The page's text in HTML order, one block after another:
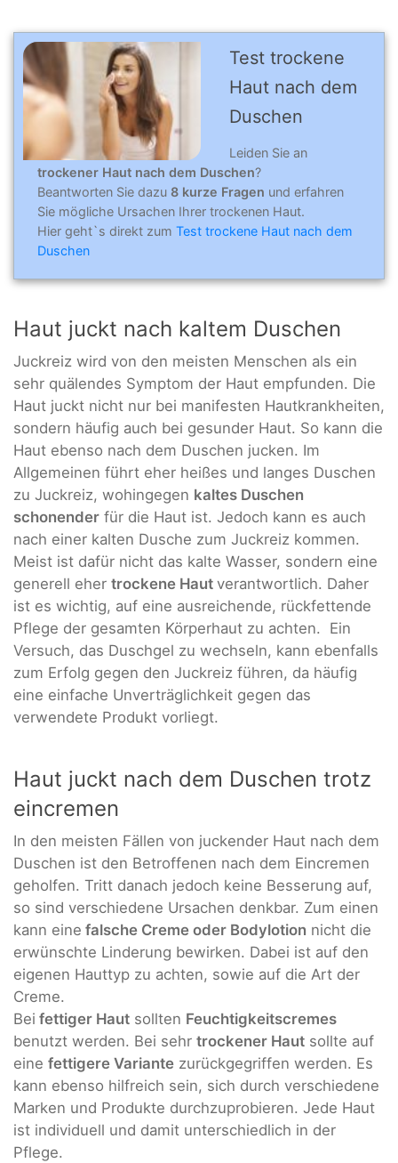
Test trockene
Haut nach dem
Duschen
Leiden Sie an
trockener Haut nach dem Duschen?
Beantworten Sie dazu 8 kurze Fragen und erfahren
Sie mögliche Ursachen Ihrer trockenen Haut.
Hier geht`s direkt zum Test trockene Haut nach dem
Duschen
Haut juckt nach kaltem Duschen
Juckreiz wird von den meisten Menschen als ein
sehr quälendes Symptom der Haut empfunden. Die
Haut juckt nicht nur bei manifesten Hautkrankheiten,
sondern häufig auch bei gesunder Haut. So kann die
Haut ebenso nach dem Duschen jucken. Im
Allgemeinen führt eher heißes und langes Duschen
zu Juckreiz, wohingegen kaltes Duschen
schonender für die Haut ist. Jedoch kann es auch
nach einer kalten Dusche zum Juckreiz kommen.
Meist ist dafür nicht das kalte Wasser, sondern eine
generell eher trockene Haut verantwortlich. Daher
ist es wichtig, auf eine ausreichende, rückfettende
Pflege der gesamten Körperhaut zu achten. Ein
Versuch, das Duschgel zu wechseln, kann ebenfalls
zum Erfolg gegen den Juckreiz führen, da häufig
eine einfache Unverträglichkeit gegen das
verwendete Produkt vorliegt.
Haut juckt nach dem Duschen trotz
eincremen
In den meisten Fällen von juckender Haut nach dem
Duschen ist den Betroffenen nach dem Eincremen
geholfen. Tritt danach jedoch keine Besserung auf,
so sind verschiedene Ursachen denkbar. Zum einen
kann eine falsche Creme oder Bodylotion nicht die
erwünschte Linderung bewirken. Dabei ist auf den
eigenen Hauttyp zu achten, sowie auf die Art der
Creme.
Bei fettiger Haut sollten Feuchtigkeitscremes
benutzt werden. Bei sehr trockener Haut sollte auf
eine fettigere Variante zurückgegriffen werden. Es
kann ebenso hilfreich sein, sich durch verschiedene
Marken und Produkte durchzuprobieren. Jede Haut
ist individuell und damit unterschiedlich in der
Pflege.